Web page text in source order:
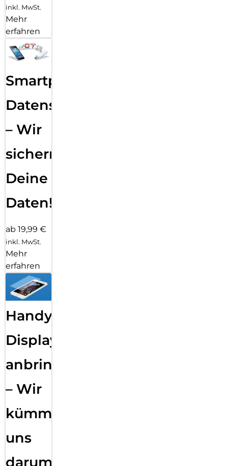
inkl. MwSt.
Mehr
erfahren
Smartphone
Datensicherung
– Wir
sichern
Deine
Daten!
ab 19,99 €
inkl. MwSt.
Mehr
erfahren
Handy
Displayfolie
anbringen
– Wir
kümmern
uns
darum!